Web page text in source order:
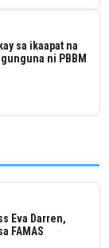
sa ikaapat na
ni PBBM
Eva Darren,
FAMAS